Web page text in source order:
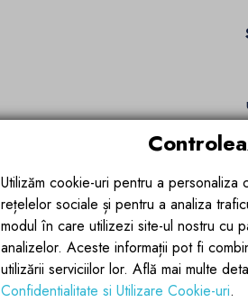
Utilizăm cookie-uri pentru a
rețelelor sociale și pentru a analiza
modul în care utilizezi site-ul nostru cu
analizelor. Aceste informații pot fi
utilizării serviciilor lor. Află mai multe
Confidentialitate si Utilizare Cookie-uri.